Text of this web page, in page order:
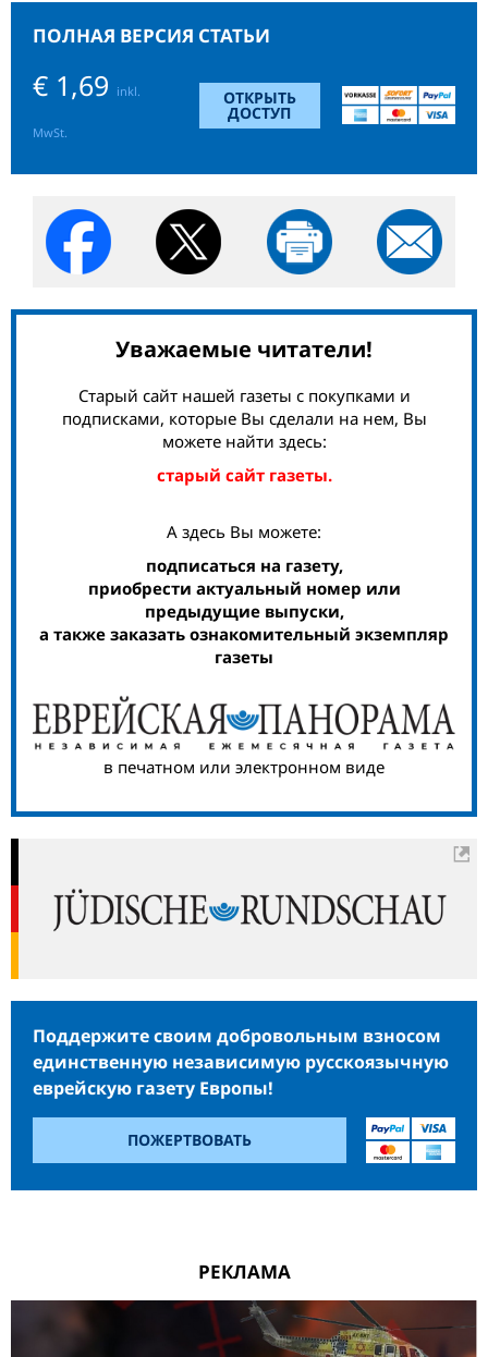
ПОЛНАЯ ВЕРСИЯ СТАТЬИ
€ 1,69 inkl.
MwSt.
ОТКРЫТЬ
ДОСТУП
Уважаемые читатели!
Старый сайт нашей газеты с покупками и
подписками, которые Вы сделали на нем, Вы
можете найти здесь:
старый сайт газеты.
А здесь Вы можете:
подписаться на газету,
приобрести актуальный номер или
предыдущие выпуски,
а также заказать ознакомительный экземпляр
газеты
в печатном или электронном виде
Поддержите своим добровольным взносом
единственную независимую русскоязычную
еврейскую газету Европы!
ПОЖЕРТВОВАТЬ
РЕКЛАМА